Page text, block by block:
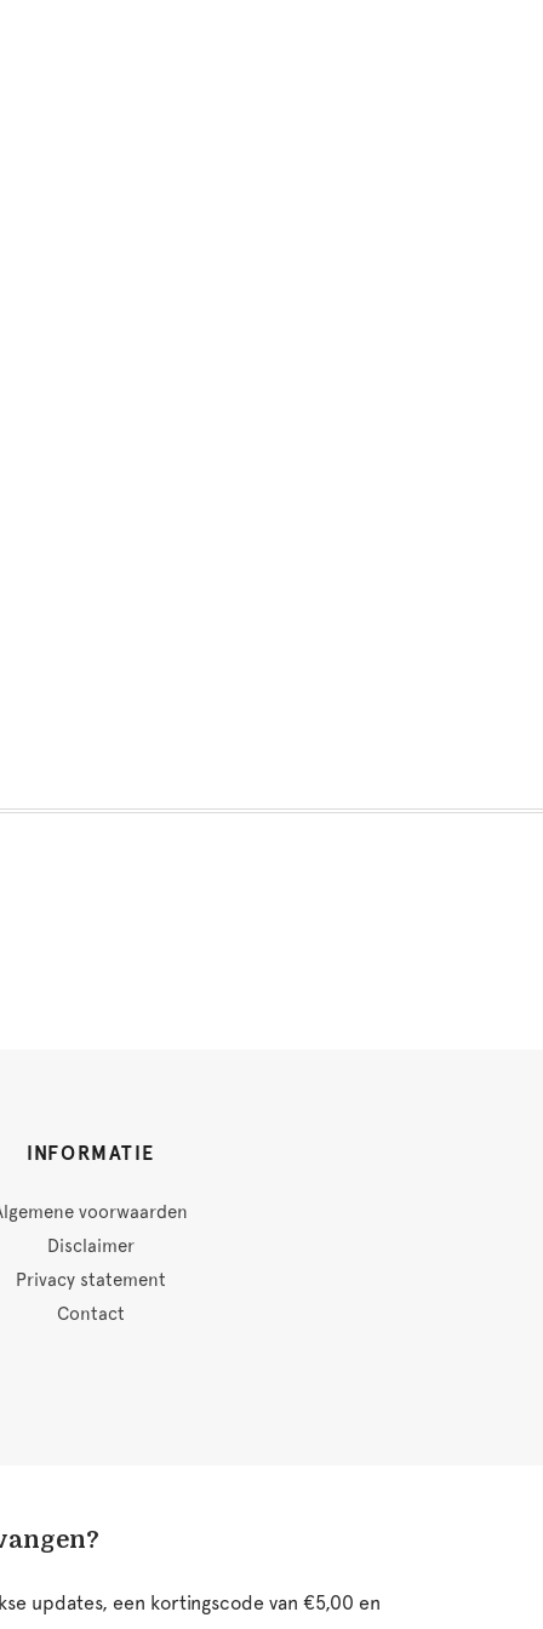
INFORMATIE
voorwaarden
Disclaimer
Privacy statement
Contact
updates, een kortingscode van €5,00 en